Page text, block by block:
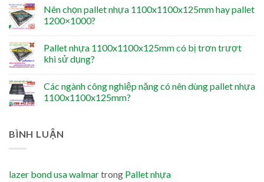
Nên chọn pallet nhựa 1100x1100x125mm hay pallet
1200×1000?
Pallet nhựa 1100x1100x125mm có bị trơn trượt
khi sử dụng?
Các ngành công nghiệp nặng có nên dùng pallet nhựa
1100x1100x125mm?
BÌNH LUẬN
lazer bond usa walmartrong Pallet nhựa